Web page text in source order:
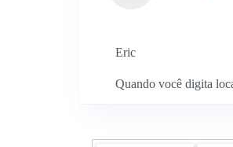
Eric
Quando você digita